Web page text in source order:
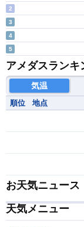
2
3
4
5
アメダスランキ
気温
順位 地点
お天気ニュース
天気メニュー